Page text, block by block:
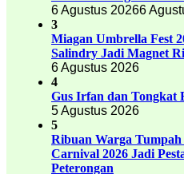
6 Agustus 20266
3
Miagan Umbrella Fest
Salindry Jadi Magnet
6 Agustus 2026
4
Gus Irfan dan Tongkat
5 Agustus 2026
5
Ribuan Warga
Carnival 2026 Jadi
Peterongan